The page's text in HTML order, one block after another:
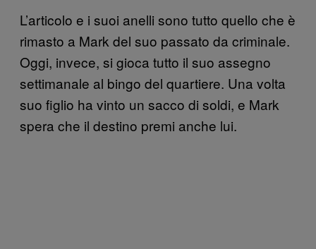
L’articolo e i suoi anelli sono tutto quello che è
rimasto a Mark del suo passato da criminale.
Oggi, invece, si gioca tutto il suo assegno
settimanale al bingo del quartiere. Una volta
suo figlio ha vinto un sacco di soldi, e Mark
spera che il destino premi anche lui.